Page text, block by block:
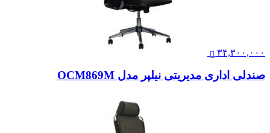
۳۴,۳۰۰,۰۰۰
صندلی اداری مدیریتی نیلپر مدل OCM869M